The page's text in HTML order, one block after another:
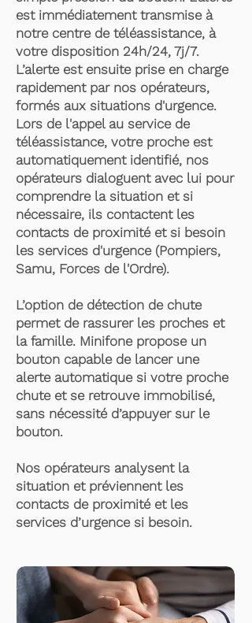
est immédiatement transmise à
notre centre de téléassistance, à
votre disposition 24h/24, 7j/7.
L’alerte est ensuite prise en charge
rapidement par nos opérateurs,
formés aux situations d'urgence.
Lors de l'appel au service de
téléassistance, votre proche est
automatiquement identifié, nos
opérateurs dialoguent avec lui pour
comprendre la situation et si
nécessaire, ils contactent les
contacts de proximité et si besoin
les services d'urgence (Pompiers,
Samu, Forces de l'Ordre).
L’option de détection de chute
permet de rassurer les proches et
la famille. Minifone propose un
bouton capable de lancer une
alerte automatique si votre proche
chute et se retrouve immobilisé,
sans nécessité d’appuyer sur le
bouton.
Nos opérateurs analysent la
situation et préviennent les
contacts de proximité et les
services d’urgence si besoin.